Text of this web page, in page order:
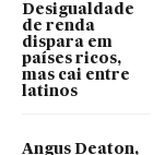
Desigualdade
de renda
dispara em
países ricos,
mas cai entre
latinos
Angus Deaton,